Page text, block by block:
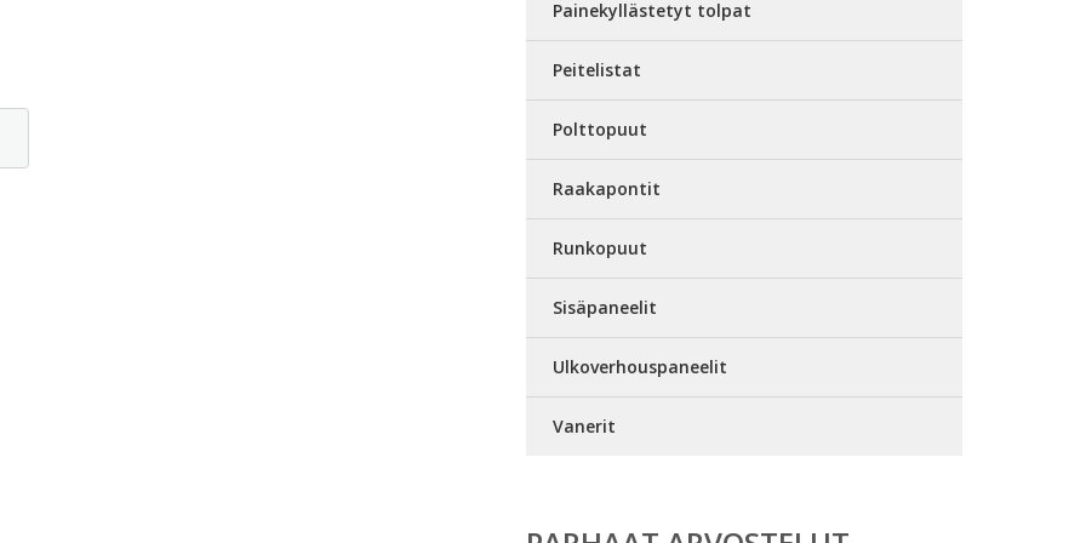
Painekyllästetyt tolpat
Peitelistat
Polttopuut
Raakapontit
Runkopuut
Sisäpaneelit
Ulkoverhouspaneelit
Vanerit